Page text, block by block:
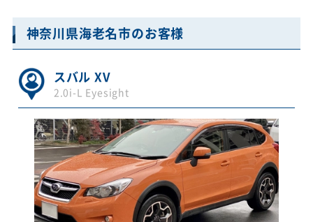
神奈川県海老名市のお客様
スバル XV
2.0i-L Eyesight